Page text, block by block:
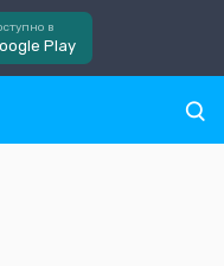
в
Play